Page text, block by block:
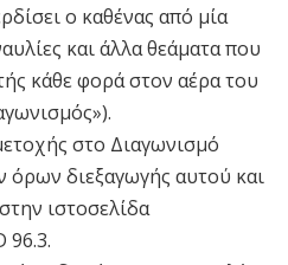
ο καθένας από μία
και άλλα θεάματα που
κάθε φορά στον αέρα του
στο Διαγωνισμό
διεξαγωγής αυτού και
ιστοσελίδα
96.3.